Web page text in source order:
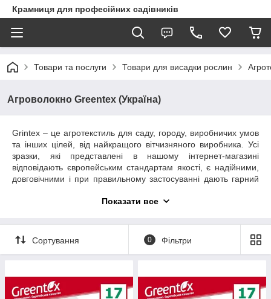
Крамниця для професійних садівників
Товари та послуги Товари для висадки рослин
Агроволокно Greentex (Україна)
Grintex – це агротекстиль для саду, городу, виробничих умов
та інших цілей, від найкращого вітчизняного виробника. Усі
зразки, які представлені в нашому інтернет-магазині
відповідають європейським стандартам якості, є надійними,
довговічними і при правильному застосуванні дають гарний
виробництва. На відміну від багатьох застарілих аналогів,
довкілля в цілому, легко монтується і демонтується, коштує
недорого. Важливо для користувачів те, що виробник фасує
полотно у рулони та пакети в найрізноманітніших розмірах –
чорному та чорно-білому кольорах, призначення яких суттєво
відрізняється.
Показати все
Сортування 0 Фільтри